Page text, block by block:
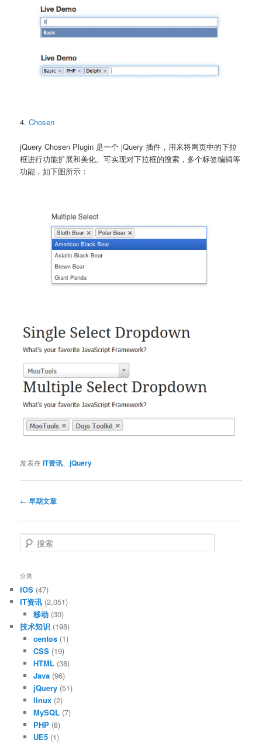
4.Chosen
jQuery Chosen Plugin 是一个 jQuery 插件，用来将网页中的下拉
框进行功能扩展和美化。可实现对下拉框的搜索，多个标签编辑等
功能，如下图所示：
发表在IT资讯 、jQuery
文
导
航
← 早期文章
搜
索
分类
IOS (47)
IT资讯 (2,051)
移动(30)
技术知识 (198)
centos(1)
CSS(19)
HTML(38)
Java(96)
jQuery(51)
linux(2)
MySQL(7)
PHP(8)
UE5(1)